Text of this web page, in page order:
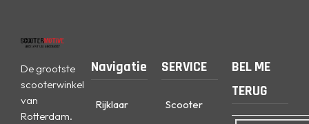
De grootste
scooterwinkel
van
Rotterdam.
Navigatie
Rijklaar
SERVICE
Scooter
BEL ME
TERUG